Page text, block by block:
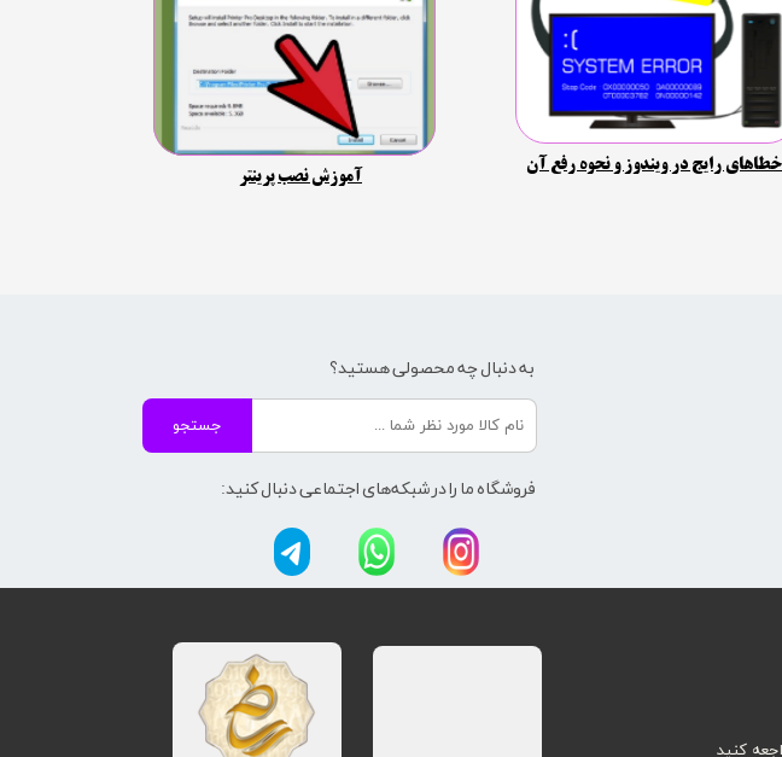
آموزش نصب پرینتر
خطاهای رایج در ویندوز و نحوه رفع آن
کنید
به دنبال چه محصولی هستید؟
جستجو
فروشگاه ما را در شبکه‌های اجتماعی دنبال کنید: